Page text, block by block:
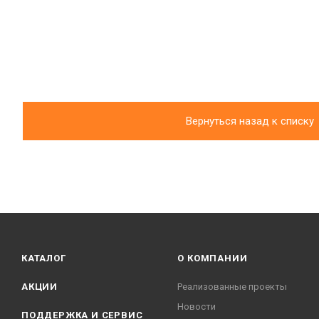
Вернуться назад к списку
КАТАЛОГ
АКЦИИ
ПОДДЕРЖКА И СЕРВИС
О КОМПАНИИ
Реализованные проекты
Новости